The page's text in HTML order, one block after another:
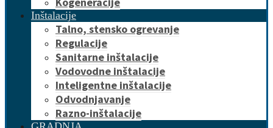
Inštalacije
Talno, stensko ogrevanje
Regulacije
Sanitarne inštalacije
Vodovodne inštalacije
Inteligentne inštalacije
Odvodnjavanje
Razno-inštalacije